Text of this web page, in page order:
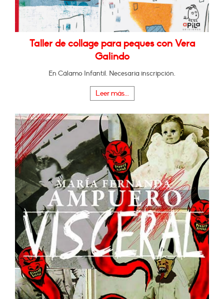
Taller de collage para peques con Vera
Galindo
En Cálamo Infantil. Necesaria inscripción.
Leer más...